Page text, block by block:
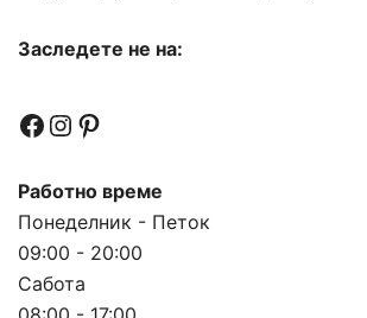
Заследете не на:
Facebook
Instagram
Pinterest
Работно време
Понеделник - Петок
09:00 - 20:00
Сабота